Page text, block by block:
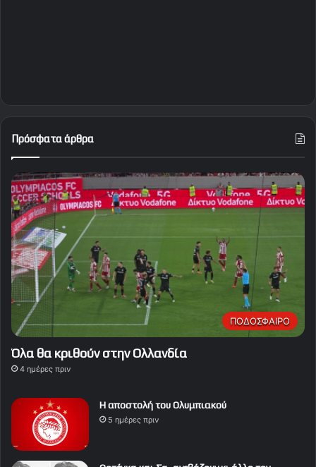
Πρόσφατα άρθρα
ΠΟΔΟΣΦΑΙΡΟ
Όλα θα κριθούν στην Ολλανδία
4 ημέρες πριν
Η αποστολή του Ολυμπιακού
5 ημέρες πριν